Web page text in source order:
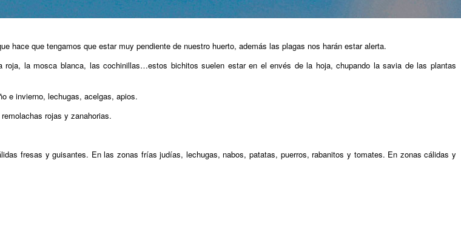
que tengamos que estar muy pendiente de nuestro huerto, además las plagas nos harán estar alerta.
roja, la mosca blanca, las cochinillas…estos bichitos suelen estar en el envés de la hoja, chupando la savia de las plantas
e invierno, lechugas, acelgas, apios.
rojas y zanahorias.
fresas y guisantes. En las zonas frías judías, lechugas, nabos, patatas, puerros, rabanitos y tomates. En zonas cálidas y